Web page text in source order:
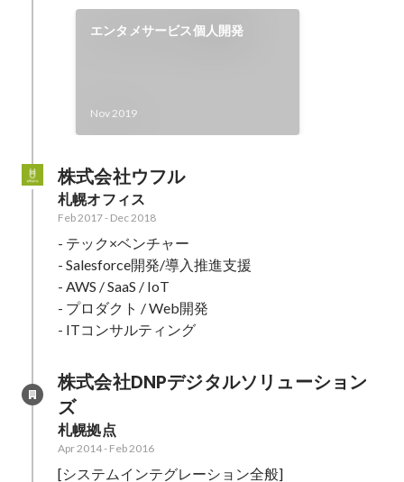
エンタメサービス個人開発
Nov 2019
株式会社ウフル
札幌オフィス
Feb 2017- Dec 2018
- テック×ベンチャー
- Salesforce開発/導入推進支援
- AWS / SaaS / IoT
- プロダクト / Web開発
- ITコンサルティング
株式会社DNPデジタルソリューション
ズ
札幌拠点
Apr 2014- Feb 2016
[システムインテグレーション全般]